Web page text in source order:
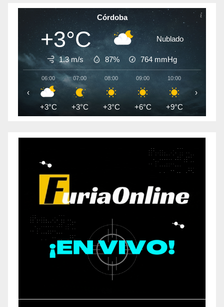
Córdoba
+3°C Nublado
1.3 m/s 87% 764 mmHg
06:00
+3°C
07:00
+3°C
08:00
+3°C
09:00
+6°C
10:00
+9°C +11°C
‹ ›